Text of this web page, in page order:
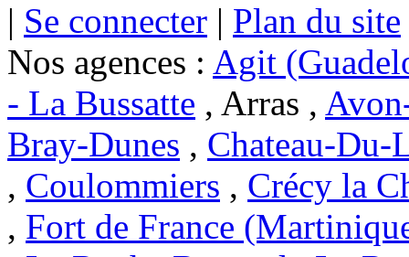
| Se connecter | Plan du site
Nos agences : Agit
- La Bussatte , Arras ,
Bray-Dunes , Chateau-Du-
, Coulommiers , Crécy la
, Fort de France